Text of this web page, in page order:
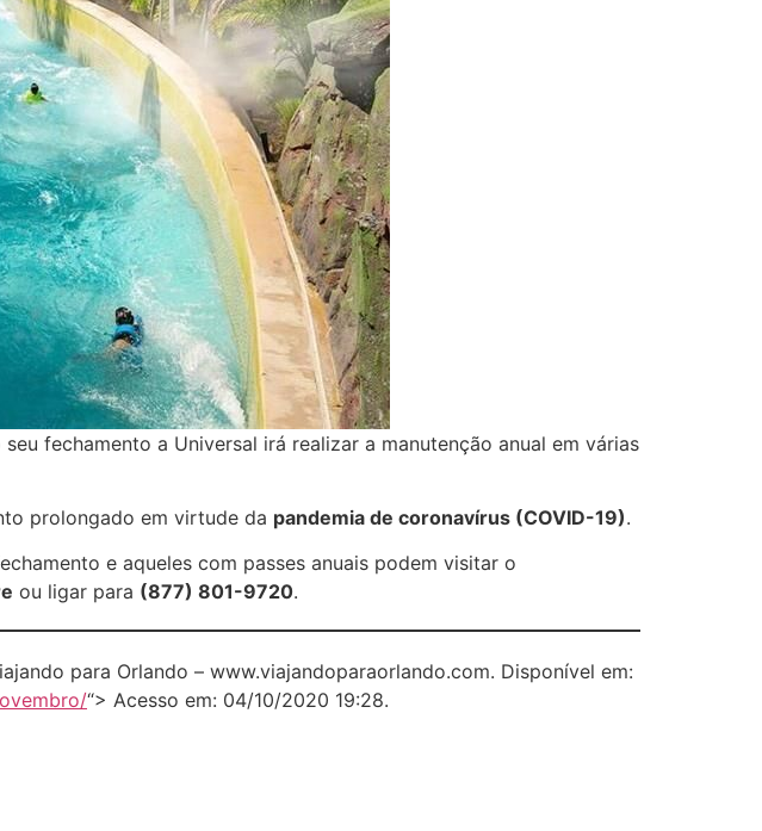
seu fechamento a Universal irá realizar a manutenção anual em várias
prolongado em virtude da pandemia de coronavírus (COVID-19).
e aqueles com passes anuais podem visitar o
ou ligar para (877) 801-9720.
para Orlando – www.viajandoparaorlando.com. Disponível em:
“> Acesso em: 04/10/2020 19:28.